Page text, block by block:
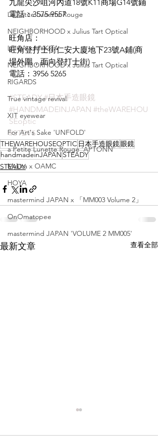
La Petite Lunette Rouge
NEIGHBORHOOD x Julius Tart Optical
LEICA x MYKITA
NEIGHBORHOOD x Julius Tart Optical
RIGARDS
True vintage revival
XIT eyewear
For Art's Sake 'UNFOLD'
a Petite Lunette Rouge 'APTONN'
Mykita x OAMC
HOYA
mastermind JAPAN x 「MM003 Volume 2」
OnOmatopee
mastermind JAPAN 'VOLUME 2 MM005'
九龍尖沙咀河內道18號K11商場G14號鋪
電話：3575 9557
旺角店：
旺角登打士街仁安大廈地下23號A鋪(商
場外圍，面向登打士街)
電話：3956 5265
#STEADY #日本手造眼鏡
#HANDMADEINJAPAN #theWAREHOU
SEoptic
#STD75
THEWAREHOUSEOPTIC 日本手造眼鏡眼鏡
handmadeinJAPAN STEADY
STEADY
最新文章 查看全部